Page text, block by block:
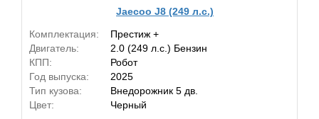
Jaecoo J8 (249 л.с.)
Комплектация:
Престиж +
Двигатель:
2.0 (249 л.с.) Бензин
КПП:
Робот
Год выпуска:
2025
Тип кузова:
Внедорожник 5 дв.
Цвет:
Черный